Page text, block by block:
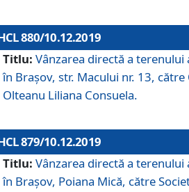
880/10.12.2019
Titlu: Vânzarea directă a
în Brașov, str. Macului nr. 13, către
Olteanu Liliana Consuela.
879/10.12.2019
Titlu: Vânzarea directă a
în Brașov, Poiana Mică, către